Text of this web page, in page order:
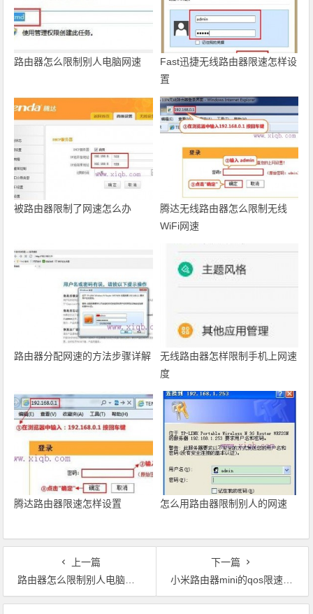
路由器怎么限制别人电脑网速
Fast迅捷无线路由器限速怎样设
置
被路由器限制了网速怎么办
腾达无线路由器怎么限制无线
WiFi网速
路由器分配网速的方法步骤详解
无线路由器怎样限制手机上网速
度
腾达路由器限速怎样设置 怎么用路由器限制别人的网速
上一篇
路由器怎么限制别人电脑网速
下一篇
小米路由器mini的qos限速功能怎么设置